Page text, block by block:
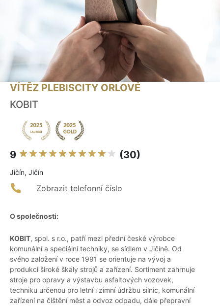
VÍTĚZ PLEBISCITY ORLOVÉ
KOBIT
9 (30)
Jičín, Jičín
Zobrazit telefonní číslo
O společnosti:
KOBIT, spol. s r.o., patří mezi přední české výrobce
komunální a speciální techniky, se sídlem v Jičíně. Od
svého založení v roce 1991 se orientuje na vývoj a
produkci široké škály strojů a zařízení. Sortiment zahrnuje
stroje pro opravy a výstavbu asfaltových vozovek,
techniku určenou pro letní i zimní údržbu silnic, komunální
zařízení na čištění měst a odvoz odpadu, dále přepravní